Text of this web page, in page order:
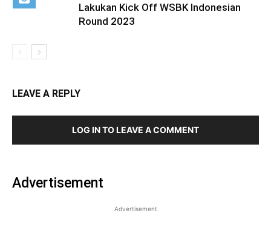
Lakukan Kick Off WSBK Indonesian
Round 2023
LEAVE A REPLY
LOG IN TO LEAVE A COMMENT
Advertisement
Advertisement